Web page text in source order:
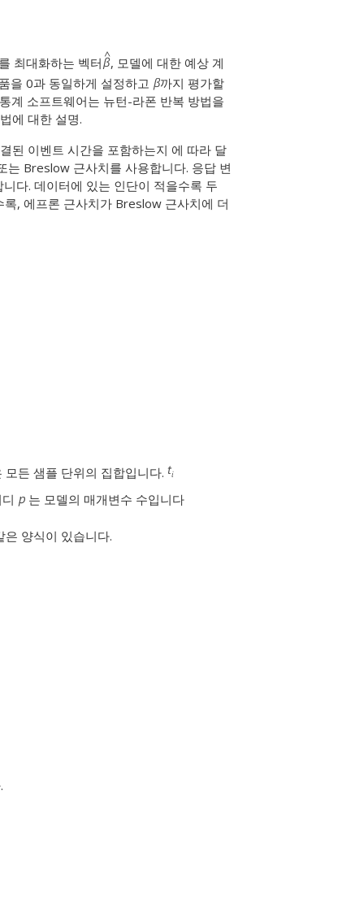
최대화하는 벡터
, 모델에 대한 예상 계
을 0과 동일하게 설정하고
까지 평가할
계 소프트웨어는 뉴턴-라폰 반복 방법을
에 대한 설명.
된 이벤트 시간을 포함하는지 에 따라 달
는 Breslow 근사치를 사용합니다. 응답 변
다. 데이터에 있는 인단이 적을수록 두
, 에프론 근사치가 Breslow 근사치에 더
든 샘플 단위의 집합입니다.
는 모델의 매개변수 수입니다
양식이 있습니다.